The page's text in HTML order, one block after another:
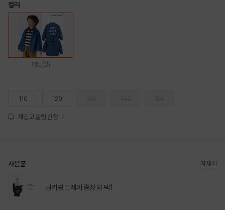
컬러
데님(청)
110 120
재입고 알림 신청
사은품
띵키링 그레이 증정 외 택1
자세히